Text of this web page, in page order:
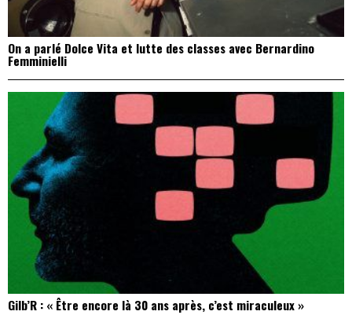
On a parlé Dolce Vita et lutte des classes avec Bernardino
Femminielli
Gilb’R : « Être encore là 30 ans après, c’est miraculeux »